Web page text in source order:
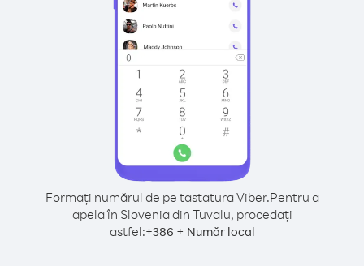
Formați numărul de pe tastatura Viber.Pentru a
apela în Slovenia din Tuvalu, procedați
astfel:+386 + Număr local